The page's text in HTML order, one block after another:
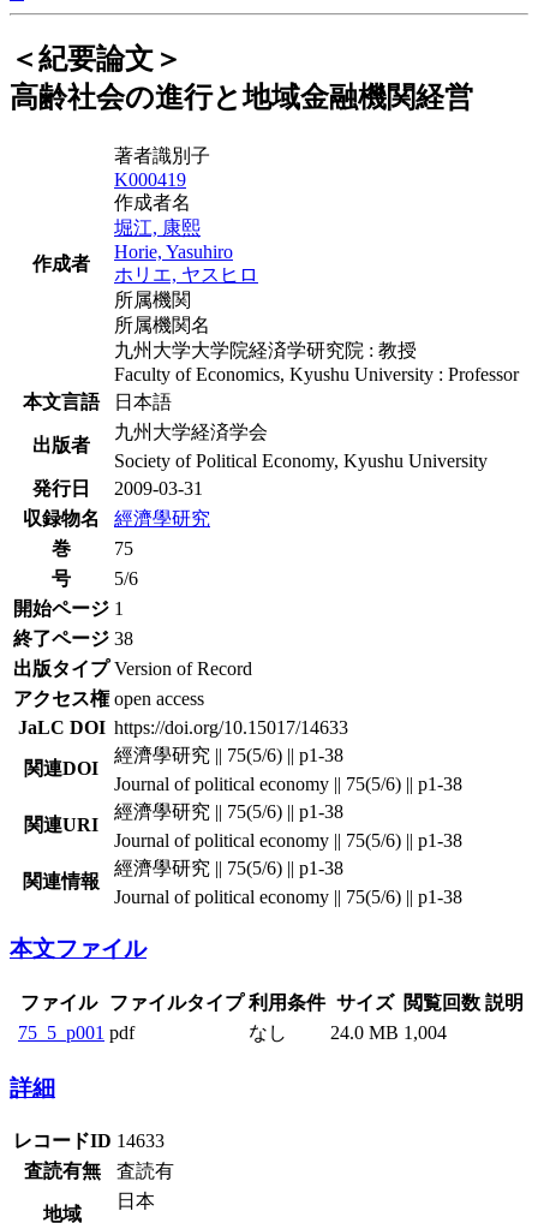
＜紀要論文＞
高齢社会の進行と地域金融機関経営
作成者
著者識別子
K000419
作成者名
堀江, 康熙
Horie, Yasuhiro
ホリエ, ヤスヒロ
所属機関
所属機関名
九州大学大学院経済学研究院 : 教授
Faculty of Economics, Kyushu University : Professor
本文言語
日本語
出版者
九州大学経済学会
Society of Political Economy, Kyushu University
発行日
2009-03-31
収録物名
經濟學研究
巻
75
号
5/6
開始ページ 1
終了ページ 38
出版タイプ Version of Record
アクセス権 open access
JaLC DOI https://doi.org/10.15017/14633
関連DOI
經濟學研究 || 75(5/6) || p1-38
Journal of political economy || 75(5/6) || p1-38
関連URI
經濟學研究 || 75(5/6) || p1-38
Journal of political economy || 75(5/6) || p1-38
関連情報
經濟學研究 || 75(5/6) || p1-38
Journal of political economy || 75(5/6) || p1-38
本文ファイル
ファイル ファイルタイプ 利用条件 サイズ 閲覧回数 説明
75_5_p001 pdf なし 24.0 MB 1,004
詳細
レコードID 14633
査読有無
査読有
地域
日本